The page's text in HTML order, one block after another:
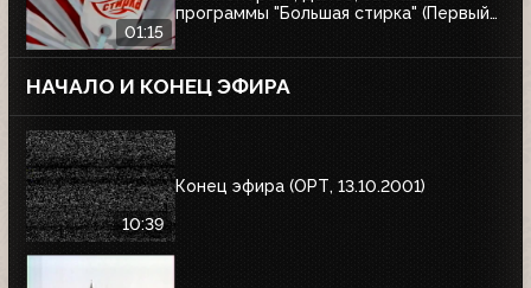
01:15
программы "Большая стирка" (Первый
НАЧАЛО И КОНЕЦ ЭФИРА
10:39
Конец эфира (ОРТ, 13.10.2001)